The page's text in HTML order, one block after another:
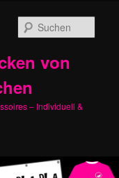
von
– Individuell &